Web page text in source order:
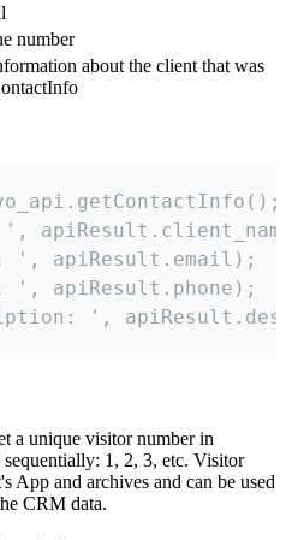
number
about the client that was
',
', apiResult.email);
', apiResult.phone);
',
a unique visitor number in
1, 2, 3, etc. Visitor
App and archives and can be used
CRM data.